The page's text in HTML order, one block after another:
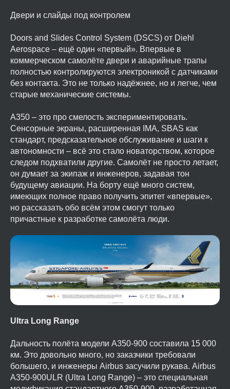
Двери и слайды под контролем
Doors and Slides Control System (DSCS) от Diehl
Aerospace – ещё один «первый». Впервые в
коммерческом самолёте двери и аварийные трапы
полностью контролируются электроникой с датчиками
без контакта. Это не только надёжнее, но и легче, чем
старые механические системы.
A350 – это про смелость экспериментировать.
Сенсорные экраны, расширенная IMA, SBAS как
стандарт, предсказательное обслуживание и шаги к
автономности – всё это стало новаторством, которое
следом подхватили другие. Самолёт не просто летает,
он думает за экипаж и инженеров, задавая тон
будущему авиации. На борту ещё много систем,
имеющих полное право получить эпитет «впервые»,
но рассказать обо всём этом смогут только
причастные к разработке самолёта люди.
Ultra Long Range
Дальность полёта модели A350-900 составила 15 000
км. Это довольно много, но заказчики требовали
большего, и инженеры Airbus засучили рукава. Airbus
A350-900ULR (Ultra Long Range) – это специальная